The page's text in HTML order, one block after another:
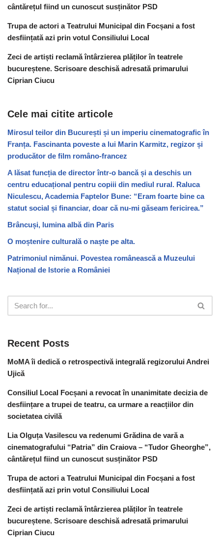
cântărețul fiind un cunoscut susținător PSD
Trupa de actori a Teatrului Municipal din Focșani a fost
desființată azi prin votul Consiliului Local
Zeci de artiști reclamă întârzierea plăților în teatrele
bucureștene. Scrisoare deschisă adresată primarului
Ciprian Ciucu
Cele mai citite articole
Mirosul teilor din București și un imperiu cinematografic în
Franța. Fascinanta poveste a lui Marin Karmitz, regizor și
producător de film româno-francez
A lăsat funcția de director într-o bancă și a deschis un
centru educațional pentru copiii din mediul rural. Raluca
Niculescu, Academia Faptelor Bune: “Eram foarte bine ca
statut social și financiar, doar că nu-mi găseam fericirea.”
Brâncuși, lumina albă din Paris
O moștenire culturală o naște pe alta.
Patrimoniul nimănui. Povestea românească a Muzeului
Național de Istorie a României
Recent Posts
MoMA îi dedică o retrospectivă integrală regizorului Andrei
Ujică
Consiliul Local Focșani a revocat în unanimitate decizia de
desființare a trupei de teatru, ca urmare a reacțiilor din
societatea civilă
Lia Olguța Vasilescu va redenumi Grădina de vară a
cinematografului “Patria” din Craiova – “Tudor Gheorghe”,
cântărețul fiind un cunoscut susținător PSD
Trupa de actori a Teatrului Municipal din Focșani a fost
desființată azi prin votul Consiliului Local
Zeci de artiști reclamă întârzierea plăților în teatrele
bucureștene. Scrisoare deschisă adresată primarului
Ciprian Ciucu